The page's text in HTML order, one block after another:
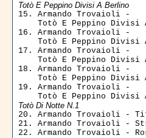
Totò E Peppino Divisi A Berlino
15. Armando Trovaioli -
Totò E Peppino Divisi
16. Armando Trovaioli -
Totò E Peppino Divisi
17. Armando Trovaioli -
Totò E Peppino Divisi
18. Armando Trovaioli -
Totò E Peppino Divisi
19. Armando Trovaioli -
Totò Di Notte N.1
20. Armando
21. Armando Trovaioli
22. Armando Trovaioli -